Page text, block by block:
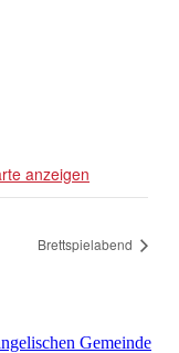
anzeigen
Brettspielabend
Gemeinde